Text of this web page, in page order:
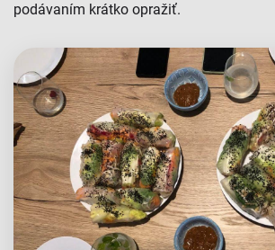
podávaním krátko opražiť.